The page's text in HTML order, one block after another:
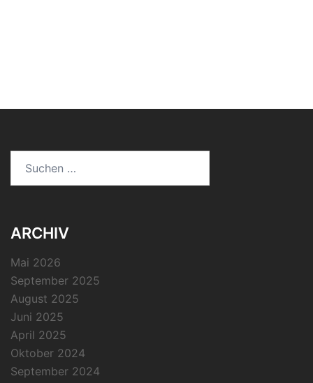
ARCHIV
Mai 2026
September 2025
August 2025
Juni 2025
April 2025
Oktober 2024
September 2024